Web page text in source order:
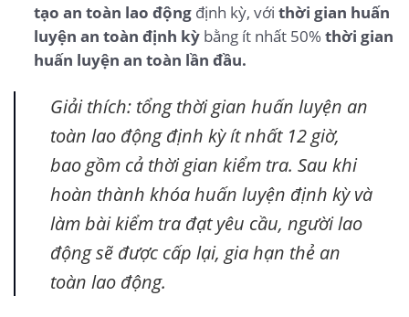
tạo an toàn lao độngđịnh kỳ, với thời gian huấn
luyện an toàn định kỳbằng ít nhất 50% thời gian
huấn luyện an toàn lần đầu.
Giải thích: tổng thời gian huấn luyện an
toàn lao động định kỳ ít nhất 12 giờ,
bao gồm cả thời gian kiểm tra. Sau khi
hoàn thành khóa huấn luyện định kỳ và
làm bài kiểm tra đạt yêu cầu, người lao
động sẽ được cấp lại, gia hạn thẻ an
toàn lao động.